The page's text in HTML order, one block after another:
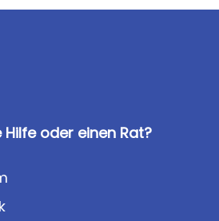
Hilfe oder einen Rat?